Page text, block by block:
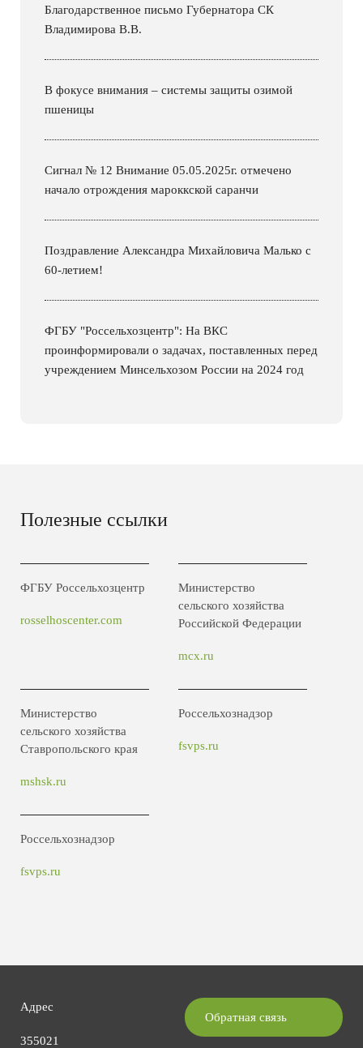
Благодарственное письмо Губернатора СК
Владимирова В.В.
В фокусе внимания – системы защиты озимой
пшеницы
Сигнал № 12 Внимание 05.05.2025г. отмечено
начало отрождения мароккской саранчи
Поздравление Александра Михайловича Малько с
60-летием!
ФГБУ "Россельхозцентр": На ВКС
проинформировали о задачах, поставленных перед
учреждением Минсельхозом России на 2024 год
Полезные ссылки
ФГБУ Россельхозцентр
rosselhoscenter.com
Министерство
сельского хозяйства
Российской Федерации
mcx.ru
Министерство
сельского хозяйства
Ставропольского края
mshsk.ru
Россельхознадзор
fsvps.ru
Россельхознадзор
fsvps.ru
Адрес
355021
Обратная связь